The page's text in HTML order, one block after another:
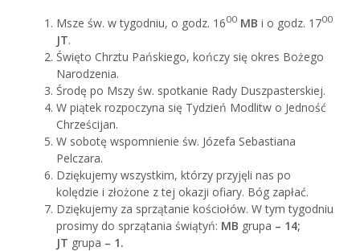
Msze św. w tygodniu, o godz. 1600 MB i o godz. 1700
JT.
Święto Chrztu Pańskiego, kończy się okres Bożego
Narodzenia.
Środę po Mszy św. spotkanie Rady Duszpasterskiej.
W piątek rozpoczyna się Tydzień Modlitw o Jedność
Chrześcijan.
W sobotę wspomnienie św. Józefa Sebastiana
Pelczara.
Dziękujemy wszystkim, którzy przyjęli nas po
kolędzie i złożone z tej okazji ofiary. Bóg zapłać.
Dziękujemy za sprzątanie kościołów. W tym tygodniu
prosimy do sprzątania świątyń: MB grupa – 14;
JT grupa – 1.